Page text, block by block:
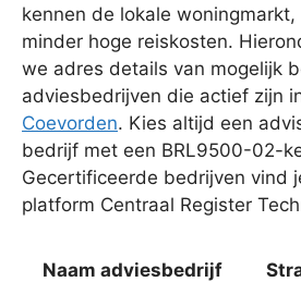
kennen de lokale
minder hoge reiskosten.
we adres details van mogelijk
adviesbedrijven die actief zijn
Coevorden. Kies altijd een
bedrijf met een BRL9500-02-
Gecertificeerde bedrijven vind
platform Centraal Register
Naam adviesbedrijf